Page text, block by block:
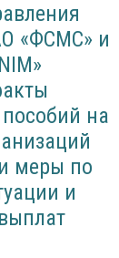
«ФСМС» и
на
меры по
и